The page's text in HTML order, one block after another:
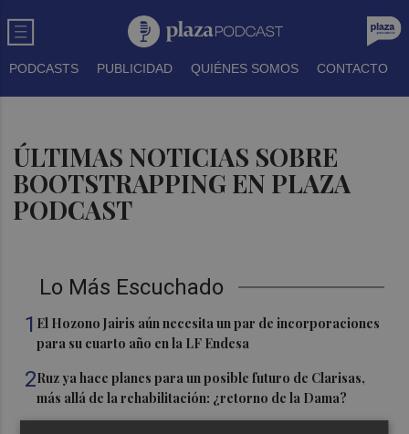
PODCASTS PUBLICIDAD QUIÉNES SOMOS CONTACTO
ÚLTIMAS NOTICIAS SOBRE
BOOTSTRAPPING EN PLAZA
PODCAST
Lo Más Escuchado
1 El Hozono Jairis aún necesita un par de incorporaciones
para su cuarto año en la LF Endesa
2Ruz ya hace planes para un posible futuro de Clarisas,
más allá de la rehabilitación: ¿retorno de la Dama?